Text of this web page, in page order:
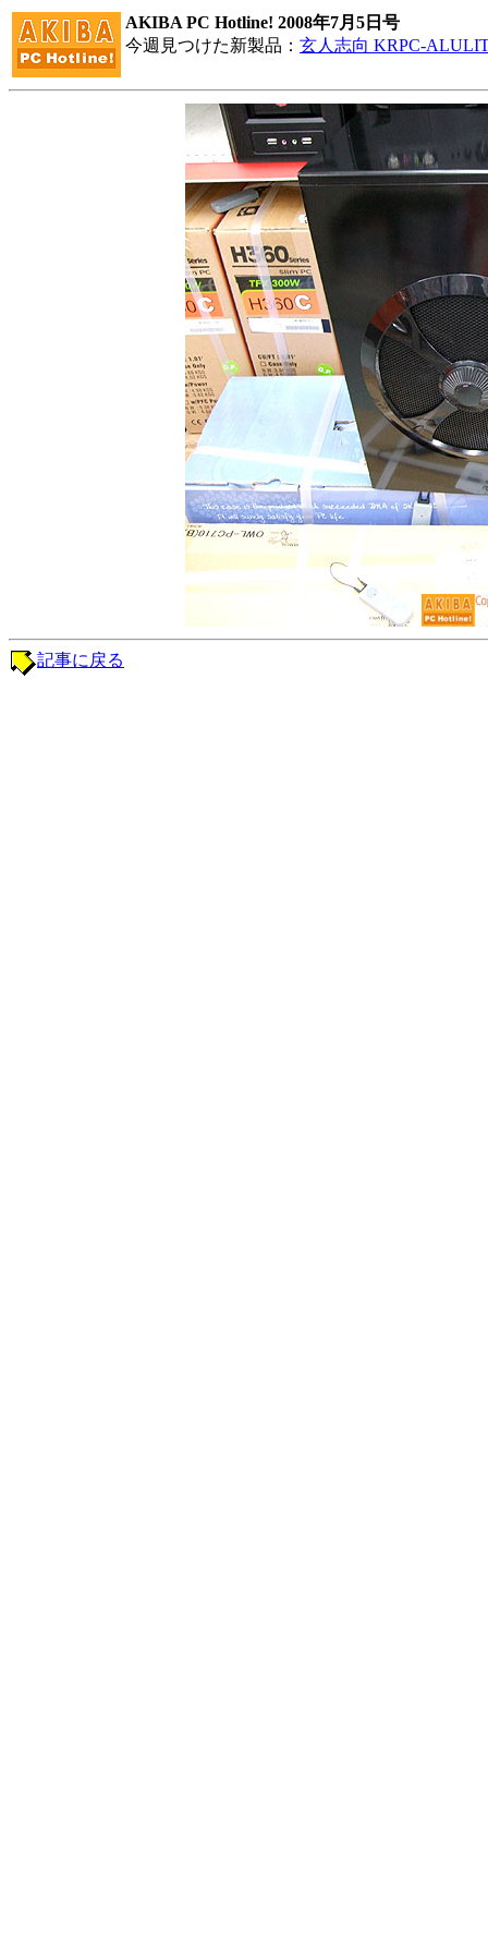
AKIBA PC Hotline! 2008年7月5日号
今週見つけた新製品： 玄人志向 KRPC-
記事に戻る